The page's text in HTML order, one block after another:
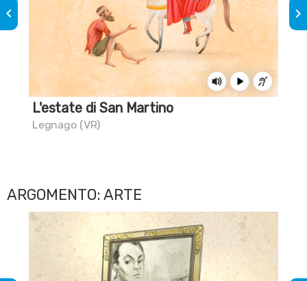
L'estate di San Martino
Legnago (VR)
keyboard_arrow_left keyboard_arrow_right
ARGOMENTO: ARTE